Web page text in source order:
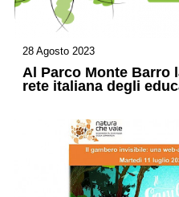
28 Agosto 2023
Al Parco Monte Barro
rete italiana degli